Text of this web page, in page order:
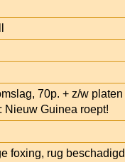
70p. + z/w
Nieuw Guinea roept!
foxing, rug